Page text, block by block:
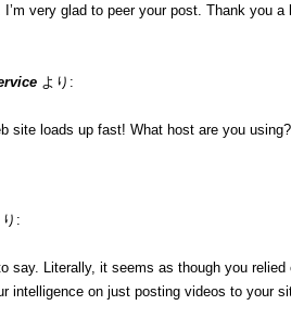
I’m very glad to peer your post. Thank you
より:
site loads up fast! What host are you
り:
say. Literally, it seems as though you
intelligence on just posting videos to your